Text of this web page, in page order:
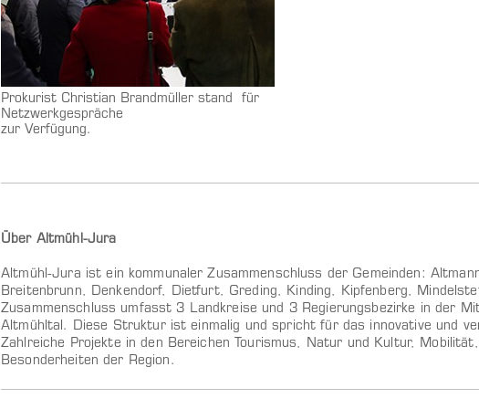
Prokurist Christian Brandmüller stand für
Netzwerkgespräche
zur Verfügung.
Über Altmühl-Jura
Altmühl-Jura ist ein kommunaler Zusammenschluss der Gemeinden:
Breitenbrunn, Denkendorf, Dietfurt, Greding, Kinding, Kipfenberg,
Zusammenschluss umfasst 3 Landkreise und 3 Regierungsbezirke in der
Altmühltal. Diese Struktur ist einmalig und spricht für das innovative und
Zahlreiche Projekte in den Bereichen Tourismus, Natur und Kultur,
Besonderheiten der Region.